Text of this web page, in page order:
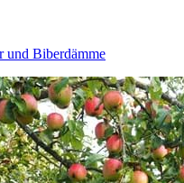
und Biberdämme